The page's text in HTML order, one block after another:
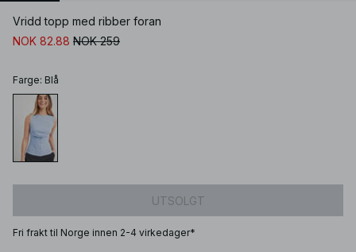
Vridd topp med ribber foran
NOK 82.88 NOK 259
Farge: Blå
UTSOLGT
Fri frakt til Norge innen 2-4 virkedager*